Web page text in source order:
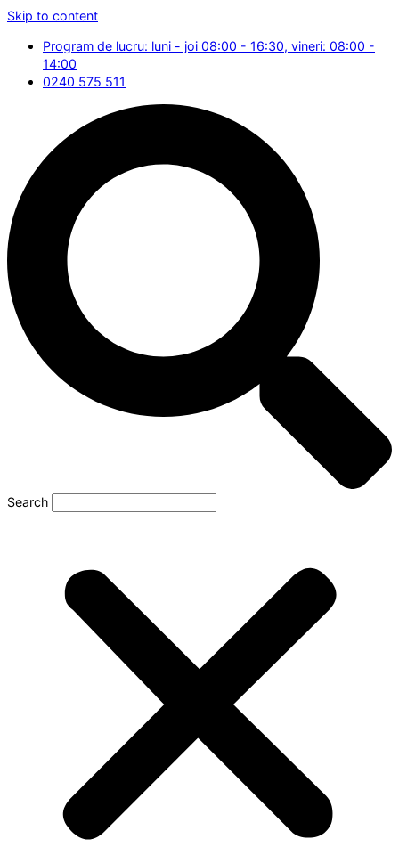
Skip to content
Program de lucru: luni - joi 08:00 - 16:30, vineri: 08:00 -
14:00
0240 575 511
Search